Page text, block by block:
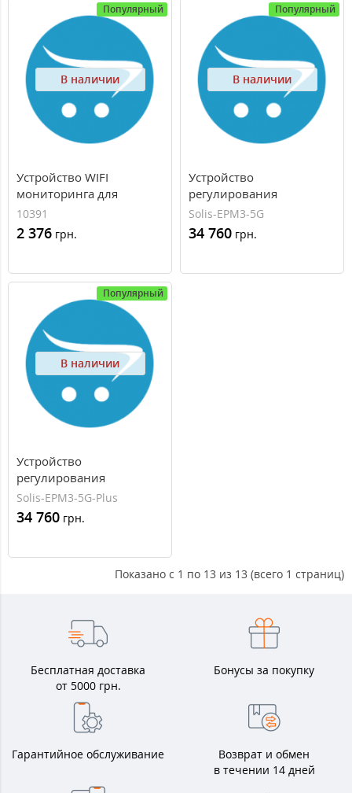
Популярный
В наличии
Устройство WIFI
мониторинга для
инверторов Solis (Data
Logging Stick WIFI Solis -
DLS- WIFI)
10391
2 376 грн.
Популярный
В наличии
Устройство
регулирования
генерации Solis EPM-5G
Solis-EPM3-5G
34 760 грн.
Популярный
В наличии
Устройство
регулирования
генерации Solis EPM-5G-
Plus
Solis-EPM3-5G-Plus
34 760 грн.
Показано с 1 по 13 из 13 (всего 1 страниц)
Бесплатная доставка
от 5000 грн.
Бонусы за покупку
Гарантийное обслуживание
Возврат и обмен
в течении 14 дней